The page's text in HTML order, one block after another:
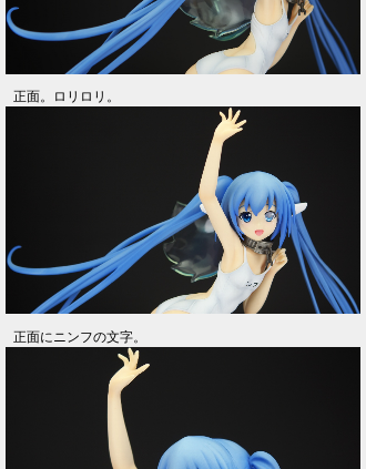
正面。ロリロリ。
正面にニンフの文字。